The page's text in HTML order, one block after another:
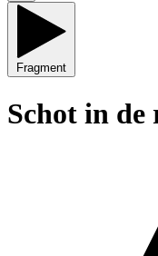
Fragment
Schot in de